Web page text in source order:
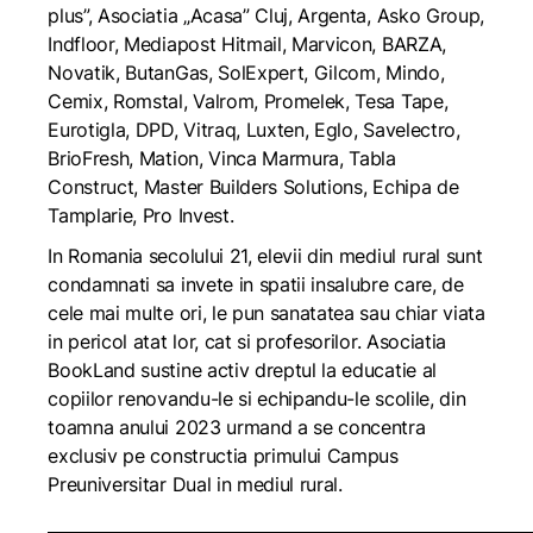
plus”, Asociatia „Acasa” Cluj, Argenta, Asko Group,
Indfloor, Mediapost Hitmail, Marvicon, BARZA,
Novatik, ButanGas, SolExpert, Gilcom, Mindo,
Cemix, Romstal, Valrom, Promelek, Tesa Tape,
Eurotigla, DPD, Vitraq, Luxten, Eglo, Savelectro,
BrioFresh, Mation, Vinca Marmura, Tabla
Construct, Master Builders Solutions, Echipa de
Tamplarie, Pro Invest.
In Romania secolului 21, elevii din mediul rural sunt
condamnati sa invete in spatii insalubre care, de
cele mai multe ori, le pun sanatatea sau chiar viata
in pericol atat lor, cat si profesorilor. Asociatia
BookLand sustine activ dreptul la educatie al
copiilor renovandu-le si echipandu-le scolile, din
toamna anului 2023 urmand a se concentra
exclusiv pe constructia primului Campus
Preuniversitar Dual in mediul rural.